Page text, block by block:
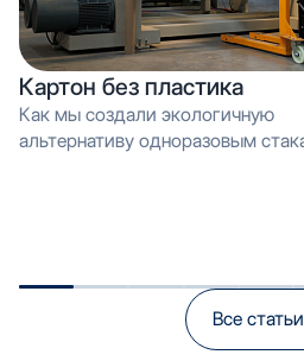
Картон без пластика
Как мы создали экологичную
альтернативу одноразовым стаканам,
Все статьи